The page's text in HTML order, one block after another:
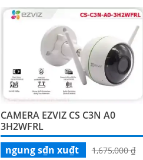
nghệ AI camera có khả năng phát
hiện dáng người và phương tiện báo
động khi phát hiện xâm nhập Thiết
kế bền bỉ chống nước IP65 phù hợp
lắp đặt trong mọi điều kiện thời tiết.
Camera An Ninh CS-CB5-R100-
2F8WFL có khả năng còi hú, đèn
chớp báo động, Wifi Không Dây,
biệt người & phương tiện
CAMERA EZVIZ CS C3N A0
3H2WFRL
ngung s₫n xu₫t
1,675,000 ₫